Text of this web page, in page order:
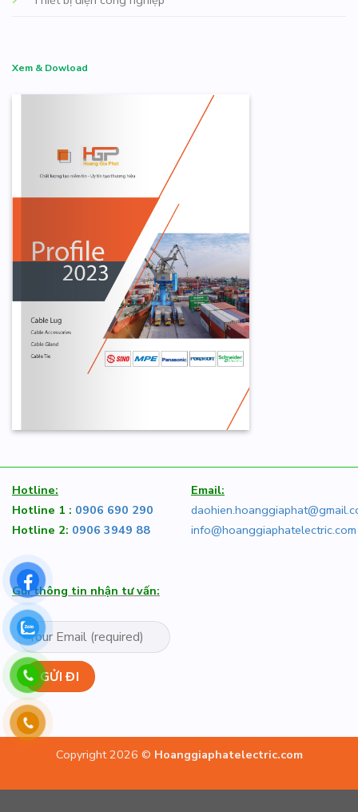
Xem & Dowload
Hotline:
Hotline 1 : 0906 690 290
Hotline 2: 0906 3949 88
Email:
info@hoanggiaphatelectric.com
Gửi thông tin nhận tư vấn:
Copyright 2026 © Hoanggiaphatelectric.com